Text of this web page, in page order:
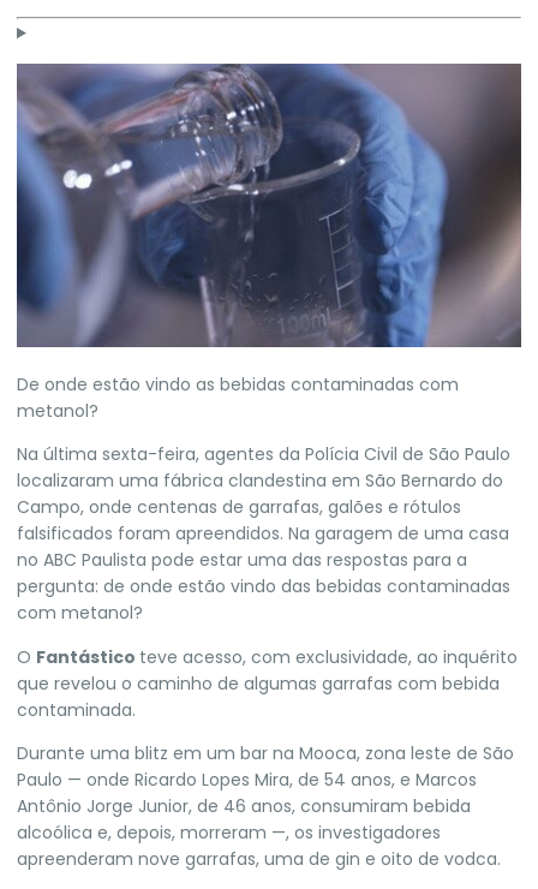
De onde estão vindo as bebidas contaminadas com
metanol?
Na última sexta-feira, agentes da Polícia Civil de São Paulo
localizaram uma fábrica clandestina em São Bernardo do
Campo, onde centenas de garrafas, galões e rótulos
falsificados foram apreendidos. Na garagem de uma casa
no ABC Paulista pode estar uma das respostas para a
pergunta: de onde estão vindo das bebidas contaminadas
com metanol?
O Fantástico teve acesso, com exclusividade, ao inquérito
que revelou o caminho de algumas garrafas com bebida
contaminada.
Durante uma blitz em um bar na Mooca, zona leste de São
Paulo — onde Ricardo Lopes Mira, de 54 anos, e Marcos
Antônio Jorge Junior, de 46 anos, consumiram bebida
alcoólica e, depois, morreram —, os investigadores
apreenderam nove garrafas, uma de gin e oito de vodca.